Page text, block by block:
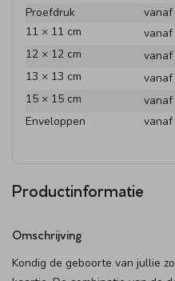
Proefdruk
vanaf
11 × 11 cm
vanaf
12 × 12 cm
vanaf
13 × 13 cm
vanaf
15 × 15 cm
vanaf
Enveloppen
vanaf
Productinformatie
Omschrijving
Kondig de geboorte van jullie